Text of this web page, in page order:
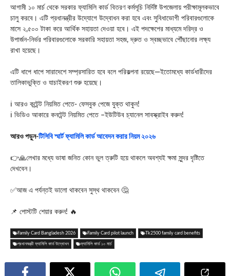
আগামী ১০ মার্চ থেকে সরকার ফ্যামিলি কার্ড বিতরণ কর্মসূচি নির্দিষ্ট উপজেলায় পরীক্ষামূলকভাবে
চালু করবে। এটি প্রধানন্ত্রীর উদ্যোগে উদ্বোধন করা হবে এবং সুবিধাভোগী পরিবারগুলোকে
মাসে ২,৫০০ টাকা করে আর্থিক সহায়তা দেওয়া হবে। এই পদক্ষেপের মাধ্যমে দরিদ্র ও
উপার্জন-নির্ভর পরিবারগুলোকে সরকারি সহায়তা সহজ, দ্রুত ও স্বচ্ছভাবে পৌঁছানোর লক্ষ্য
রাখা হয়েছে।
এটি ধাপে ধাপে সারাদেশে সম্প্রসারিত হবে বলে পরিকল্পনা রয়েছে—ইতোমধ্যে কার্ডধারীদের
তালিকাভুক্তি ও যাচাইকরণ শুরু হয়েছে।
ℹ️ আরও কন্টেন্ট নিয়মিত পেতে- ফেসবুক পেজে যুক্ত থাকুন!
ℹ️ ভিডিও আকারে কনটেন্ট নিয়মিত পেতে –ইউটিউব চ্যানেল সাবস্ক্রাইব করুন!
আরও পড়ুন-টিসিবি স্মার্ট ফ্যামিলি কার্ড আবেদন করার নিয়ম ২০২৬
👉🙏লেখার মধ্যে ভাষা জনিত কোন ভুল ত্রুটি হয়ে থাকলে অবশ্যই ক্ষমা সুন্দর দৃষ্টিতে
দেখবেন।
✅আজ এ পর্যন্তই ভালো থাকবেন সুস্থ থাকবেন 🤔
📌 পোস্টটি শেয়ার করুন! 🔥
Family Card Bangladesh 2026 Family Card pilot launch Tk2500 family card benefits
প্রধানমন্ত্রী ফ্যামিলি কার্ড উদ্বোধন ফ্যামিলি কার্ড ১০ মার্চ